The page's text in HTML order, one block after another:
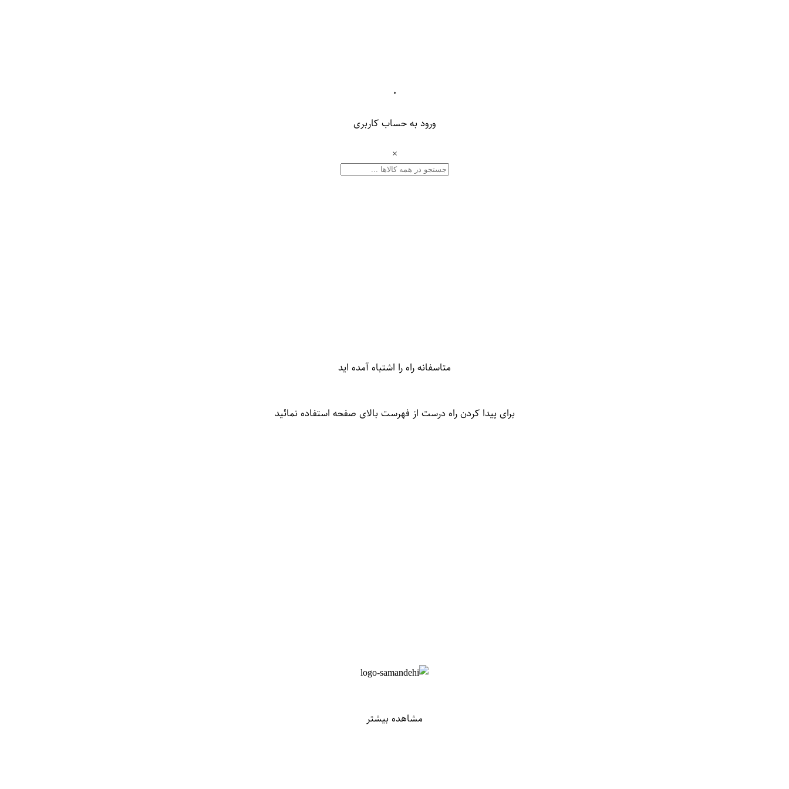
۰
ورود به حساب کاربری
×
متاسفانه راه را اشتباه آمده اید
برای پیدا کردن راه درست از فهرست بالای صفحه استفاده نمائید
مشاهده بیشتر